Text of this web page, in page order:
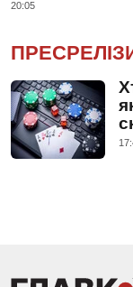
20:05